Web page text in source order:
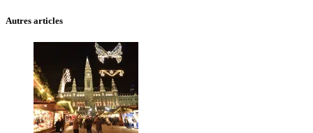
Autres articles